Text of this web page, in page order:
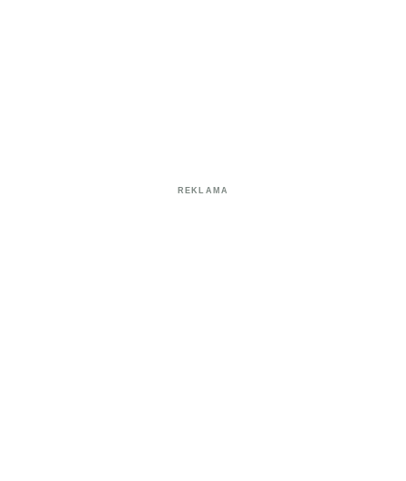
REKLAMA